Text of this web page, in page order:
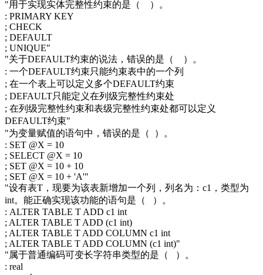
"用于实现实体完整性约束的是（ ）。
: PRIMARY KEY
; CHECK
; DEFAULT
; UNIQUE"
"关于DEFAULT约束的说法，错误的是（ ）。
: 一个DEFAULT约束只能约束表中的一个列
; 在一个表上可以定义多个DEFAULT约束
; DEFAULT只能定义在列级完整性约束处
; 在列级完整性约束和表级完整性约束处都可以定义
DEFAULT约束"
"为变量赋值的语句中，错误的是（ ）。
: SET @X = 10
; SELECT @X = 10
; SET @X = 10 + 10
; SET @X = 10 + 'A'"
"设有表T，现要为该表新增加一个列，列名为：c1，类型为
int。能正确实现该功能的语句是（ ）。
: ALTER TABLE T ADD c1 int
; ALTER TABLE T ADD (c1 int)
; ALTER TABLE T ADD COLUMN c1 int
; ALTER TABLE T ADD COLUMN (c1 int)"
"属于普通编码可变长字符串类型的是（ ）。
: real